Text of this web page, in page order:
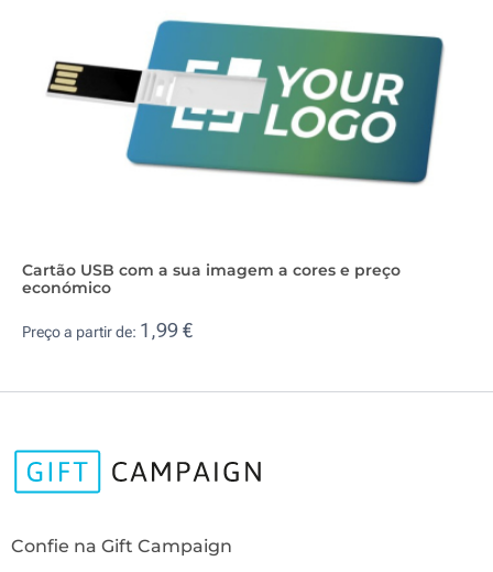
Cartão USB com a sua imagem a cores e preço
económico
Preço a partir de: 1,99 €
Confie na Gift Campaign